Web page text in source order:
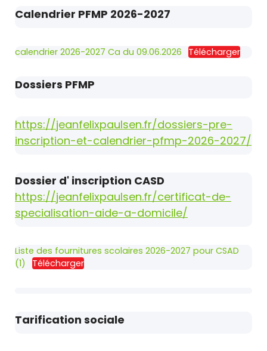
Calendrier PFMP 2026-2027
calendrier 2026-2027 Ca du 09.06.2026 Télécharger
Dossiers PFMP
https://jeanfelixpaulsen.fr/dossiers-pre-
inscription-et-calendrier-pfmp-2026-2027/
Dossier d' inscription CASD
https://jeanfelixpaulsen.fr/certificat-de-
specialisation-aide-a-domicile/
Liste des fournitures scolaires 2026-2027 pour CSAD
(1)
Télécharger
Tarification sociale